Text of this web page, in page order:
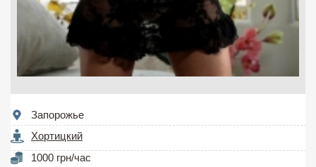
Запорожье
Хортицкий
1000 грн/час